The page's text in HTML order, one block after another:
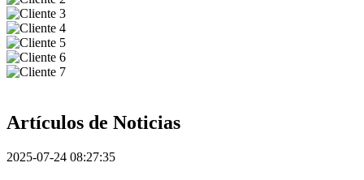
Artículos de Noticias
2025-07-24 08:27:35